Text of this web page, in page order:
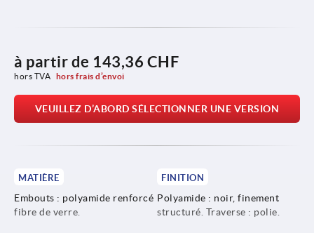
à partir de 143,36 CHF
hors TVA hors frais d’envoi
VEUILLEZ D’ABORD SÉLECTIONNER UNE VERSION
MATIÈRE
Embouts : polyamide renforcé
fibre de verre.
FINITION
Polyamide : noir, finement
structuré. Traverse : polie.